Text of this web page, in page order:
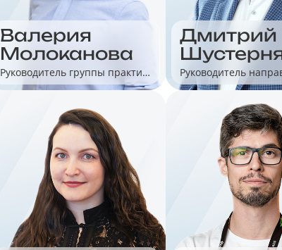
Валерия
Молоканова
Руководитель группы практик
автоматизации торговли в
Дмитрий
Руководитель
«1С»